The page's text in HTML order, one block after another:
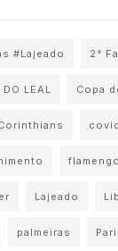
#Lajeado 2°
LEAL Copa
flamengo
Lajeado
palmeiras